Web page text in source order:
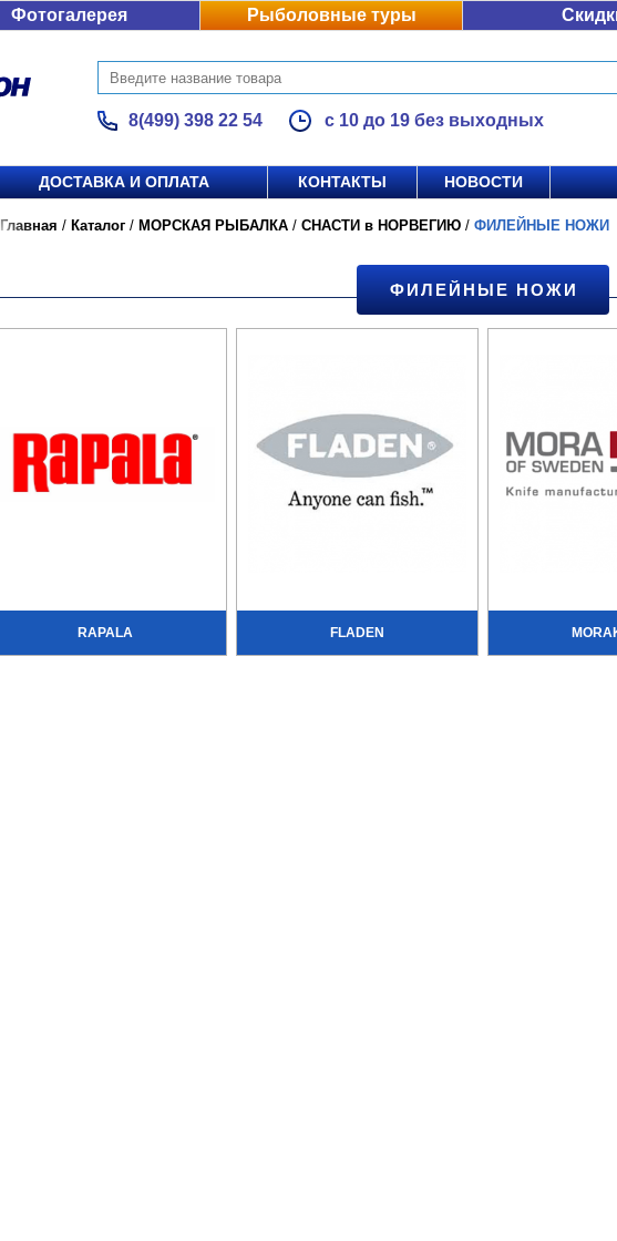
Фотогалерея Рыболовные туры
8(499) 398 22 54 с 10 до 19 без выходных
ДОСТАВКА И ОПЛАТА КОНТАКТЫ НОВОСТИ
Главная / Каталог / МОРСКАЯ РЫБАЛКА / СНАСТИ в НОРВЕГИЮ / ФИЛЕЙНЫЕ НОЖИ
ФИЛЕЙНЫЕ НОЖИ
RAPALA FLADEN